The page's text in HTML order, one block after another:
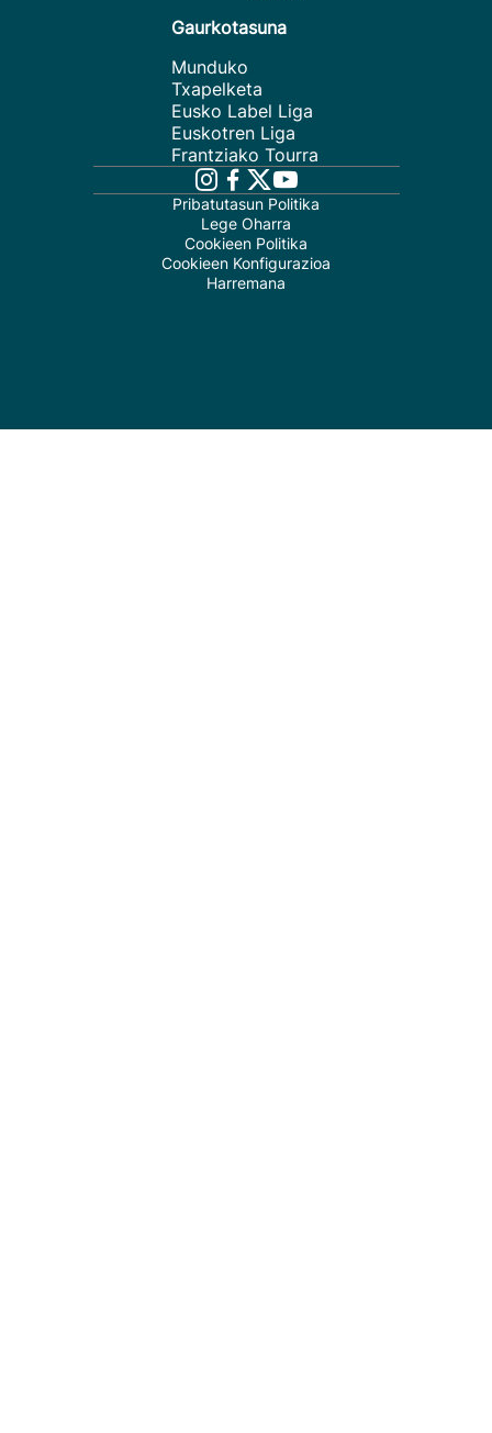
Gaurkotasuna
Munduko
Txapelketa
Eusko Label Liga
Euskotren Liga
Frantziako Tourra
Pribatutasun Politika
Lege Oharra
Cookieen Politika
Cookieen Konfigurazioa
Harremana